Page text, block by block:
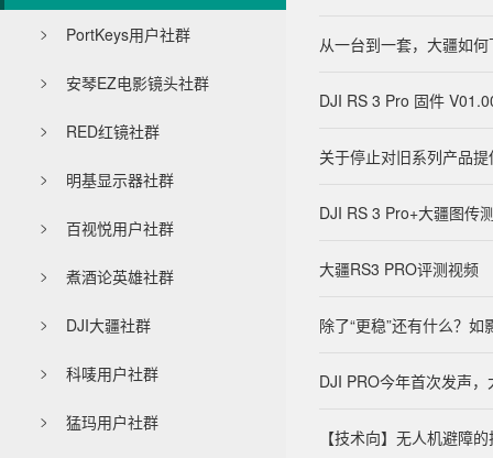
 PortKeys用户社群
 安琴EZ电影镜头社群
 RED红镜社群
 明基显示器社群
 百视悦用户社群
 煮酒论英雄社群
 DJI大疆社群
 科唛用户社群
 猛玛用户社群
从一台到一套，大疆如
DJI RS 3 Pro 固件
关于停止对旧系列产品
DJI RS 3 Pro+大疆图
大疆RS3 PRO评测视频
除了“更稳”还有什么？如
DJI PRO今年首次发声，
【技术向】无人机避障